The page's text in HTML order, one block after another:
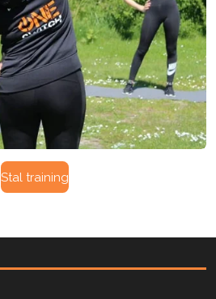
Stal training